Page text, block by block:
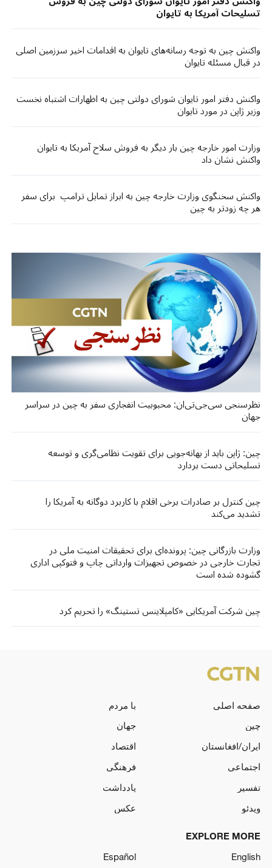
تسلیحات آمریکا به تایوان
واکنش چین به توجه رسانه‌های تایوان به اقدامات اخیر سرزمین اصلی
در قبال مسئله تایوان
واکنش دفتر امور تایوان شورای دولتی چین به اظهارات اشتباه نخست‌
وزیر ژاپن در مورد تایوان
وزارت امور خارجه چین بار دیگر به فروش سلاح آمریکا به تایوان
واکنش نشان داد
واکنش سخنگوی وزارت خارجه چین به ابراز تمایل ترامپ برای سفر
هر چه زودتر به چین
نظرسنجی سی‌جی‌تی‌ان: محبوبیت انفجاری سفر به چین در سراسر
جهان
چین: ژاپن باید از بهانه‌جویی برای تقویت نظامی‌گری و توسعه
تسلیحاتی دست بردارد
چین کنترل بر صادرات برخی اقلام با کاربرد دوگانه به آمریکا را
تشدید می‌کند
وزارت بازرگانی چین: پرونده‌ای برای تحقیقات امنیت ملی در
تجارت خارجی در خصوص تجهیزات وارداتی چاپ و فتوکپی اداری
گشوده شده است
چین شرکت آمریکایی «کامپلاینس تستینگ» را تحریم کرد
صفحه اصلی
با مردم
چین
جهان
ایران/افغانستان
اقتصاد
اجتماعی
فرهنگی
تفسیر
یادداشت
ویدئو
عکس
EXPLORE MORE
English
Español